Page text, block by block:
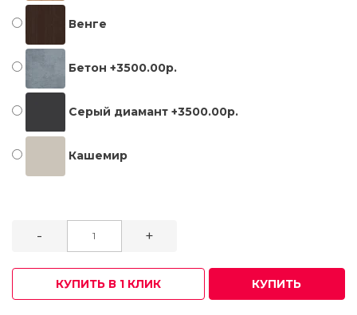
Венге
Бетон +3500.00р.
Серый диамант +3500.00р.
Кашемир
- +
КУПИТЬ В 1 КЛИК КУПИТЬ